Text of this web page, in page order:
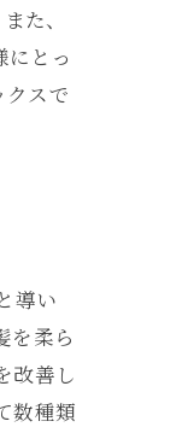
た、
とっ
スで
導い
を柔ら
改善し
数種類